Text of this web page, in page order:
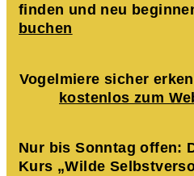
finden und neu
buchen
Vogelmiere sicher
kostenlos zum
Nur bis Sonntag offen:
Kurs „Wilde